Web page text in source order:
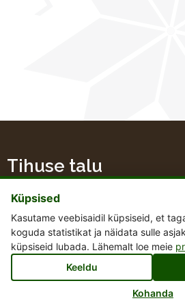
Tihuse talu
+372 51 48 667
tihusetalu@gmail.com
Tihuse talu, Hellamaa küla, 94701
Küpsised
Kasutame veebisaidil küpsiseid, et
koguda statistikat ja näidata sulle
küpsiseid lubada. Lähemalt loe meie
Kohanda
Keeldu